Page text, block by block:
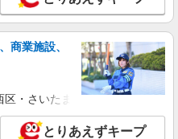
通費全額支給
＊車通勤OK
詳細を見る
式会社
商業施設、
・さいたま市岩槻区・久喜市・
とりあえずキープ